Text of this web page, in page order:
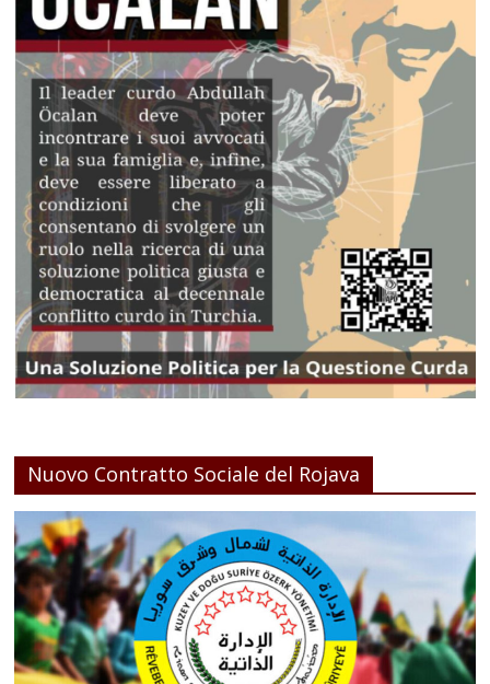
Nuovo Contratto Sociale del Rojava